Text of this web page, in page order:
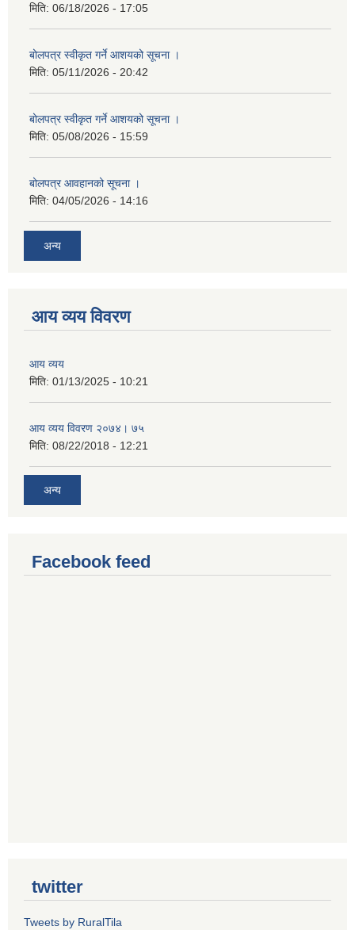
मिति: 06/18/2026 - 17:05
बोलपत्र स्वीकृत गर्ने आशयको सूचना ।
मिति: 05/11/2026 - 20:42
बोलपत्र स्वीकृत गर्ने आशयको सूचना ।
मिति: 05/08/2026 - 15:59
बोलपत्र आवहानको सूचना ।
मिति: 04/05/2026 - 14:16
अन्य
आय व्यय विवरण
आय व्यय
मिति: 01/13/2025 - 10:21
आय व्यय विवरण २०७४। ७५
मिति: 08/22/2018 - 12:21
अन्य
Facebook feed
twitter
Tweets by RuralTila